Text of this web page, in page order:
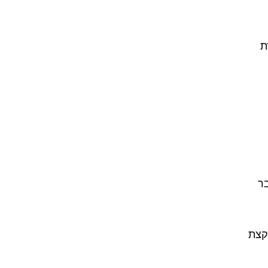
קצת